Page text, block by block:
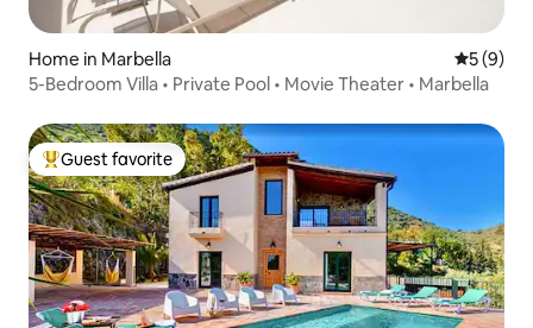
Home in Marbella 5 out of
5 (9)
5-Bedroom Villa • Private Pool • Movie Theater • Marbella
Top guest favorite
Guest favorite